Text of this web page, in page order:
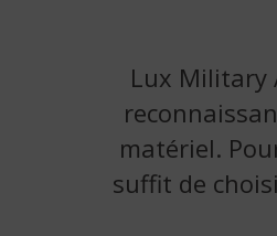
Lux Military
matériel.
suffit de